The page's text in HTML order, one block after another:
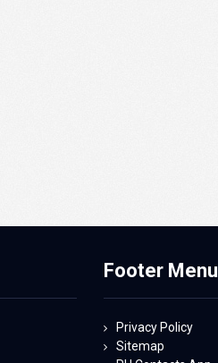
Footer Menu
Privacy Policy
Sitemap